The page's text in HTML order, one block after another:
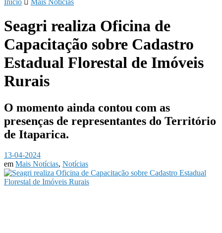
Seagri realiza Oficina de
Capacitação sobre Cadastro
Estadual Florestal de Imóveis
Rurais
O momento ainda contou com as
presenças de representantes do Território
de Itaparica.
13-04-2024
em Mais Notícias, Notícias